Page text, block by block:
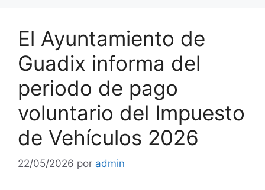
El Ayuntamiento de
Guadix informa del
periodo de pago
voluntario del Impuesto
de Vehículos 2026
22/05/2026 por admin